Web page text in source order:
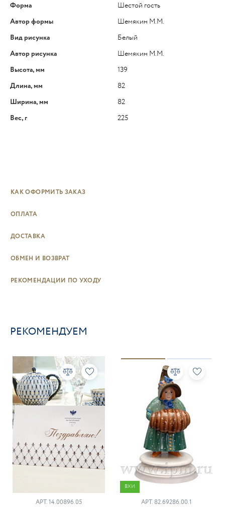
Форма
Шестой гость
Автор формы
Шемякин М.М.
Вид рисунка
Белый
Автор рисунка
Шемякин М.М.
Высота, мм
139
Длина, мм
82
Ширина, мм
82
Вес, г
225
КАК ОФОРМИТЬ ЗАКАЗ
ОПЛАТА
ДОСТАВКА
ОБМЕН И ВОЗВРАТ
РЕКОМЕНДАЦИИ ПО УХОДУ
РЕКОМЕНДУЕМ
АРТ. 14.00896.05
ВХИ
АРТ. 82.69286.00.1